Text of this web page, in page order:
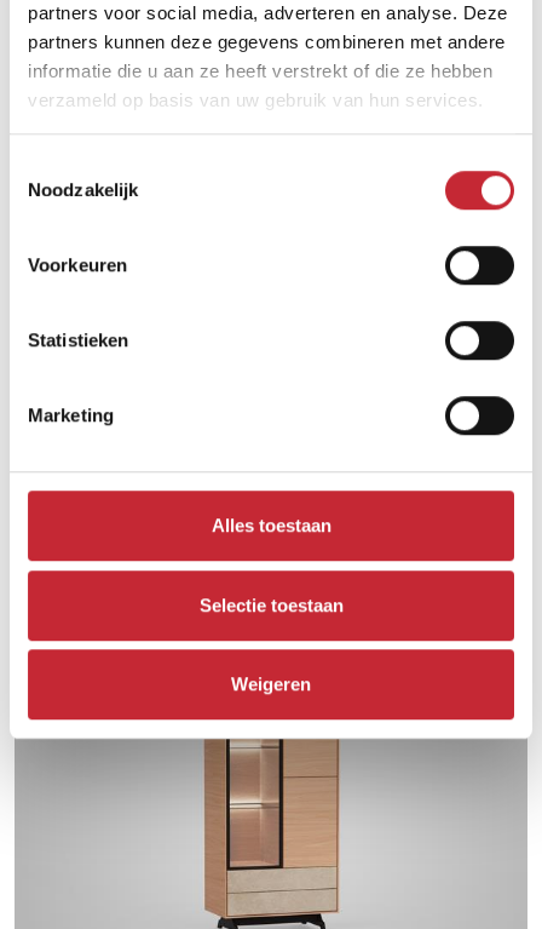
partners voor social media, adverteren en analyse. Deze
partners kunnen deze gegevens combineren met andere
informatie die u aan ze heeft verstrekt of die ze hebben
verzameld op basis van uw gebruik van hun services.
Noodzakelijk
Voorkeuren
Statistieken
Marketing
Alles toestaan
Selectie toestaan
Weigeren
Vergelijkbare producten